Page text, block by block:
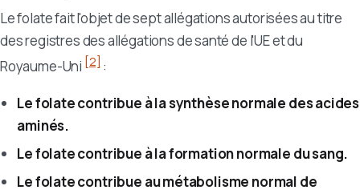
Le folate fait l'objet de sept allégations autorisées au titre
des registres des allégations de santé de l'UE et du
Royaume-Uni[2]:
Le folate contribue à la synthèse normale des acides
aminés.
Le folate contribue à la formation normale du sang.
Le folate contribue au métabolisme normal de